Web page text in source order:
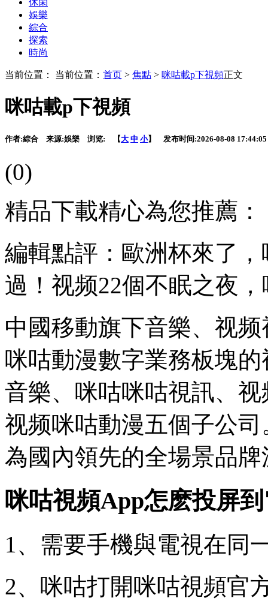
娛樂
綜合
探索
時尚
当前位置： 当前位置： 首页 > 焦點 > 咪咕載p下視頻正文
咪咕載p下視頻
作者:綜合 来源:娛樂 浏览: 【大 中 小】 发布时间:2026-08-08 17:44:05
(0)
精品下載精心為您推薦：
編輯點評：歐洲杯來了
過！视频22個不眠之夜
中國移動旗下音樂、视
咪咕動漫數字業務板塊
音樂、咪咕咪咕視訊、
视频咪咕動漫五個子公
為國內領先的全場景品
咪咕視頻App怎麽投屏
1、需要手機與電視在同
2、咪咕打開咪咕視頻官